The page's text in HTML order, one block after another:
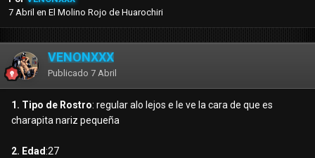
7 Abril en El Molino Rojo de Huarochiri
VENONXXX
Publicado 7 Abril
1. Tipo de Rostro: regular alo lejos e le ve la cara de que es
charapita nariz pequeña
2. Edad:27